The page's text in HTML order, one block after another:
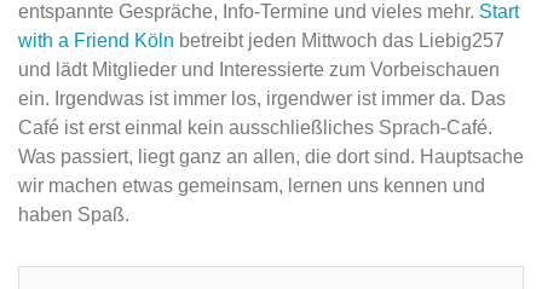
entspannte Gespräche, Info-Termine und vieles mehr. Start
with a Friend Köln betreibt jeden Mittwoch das Liebig257
und lädt Mitglieder und Interessierte zum Vorbeischauen
ein. Irgendwas ist immer los, irgendwer ist immer da. Das
Café ist erst einmal kein ausschließliches Sprach-Café.
Was passiert, liegt ganz an allen, die dort sind. Hauptsache
wir machen etwas gemeinsam, lernen uns kennen und
haben Spaß.